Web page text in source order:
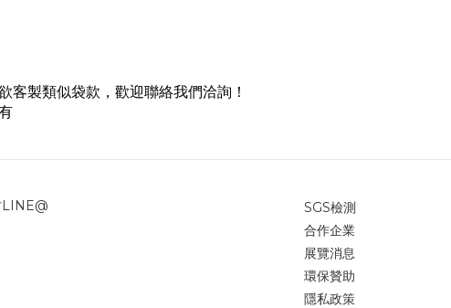
客製類似袋款，歡迎聯絡我們洽詢！
SGS檢測
合作企業
展覽消息
環保贊助
隱私政策